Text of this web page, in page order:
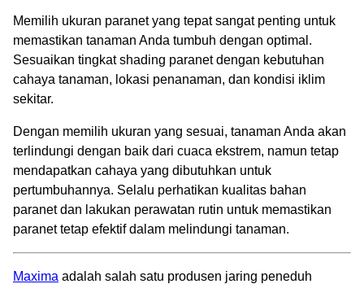
Memilih ukuran paranet yang tepat sangat penting untuk
memastikan tanaman Anda tumbuh dengan optimal.
Sesuaikan tingkat shading paranet dengan kebutuhan
cahaya tanaman, lokasi penanaman, dan kondisi iklim
sekitar.
Dengan memilih ukuran yang sesuai, tanaman Anda akan
terlindungi dengan baik dari cuaca ekstrem, namun tetap
mendapatkan cahaya yang dibutuhkan untuk
pertumbuhannya. Selalu perhatikan kualitas bahan
paranet dan lakukan perawatan rutin untuk memastikan
paranet tetap efektif dalam melindungi tanaman.
Maxima adalah salah satu produsen jaring peneduh